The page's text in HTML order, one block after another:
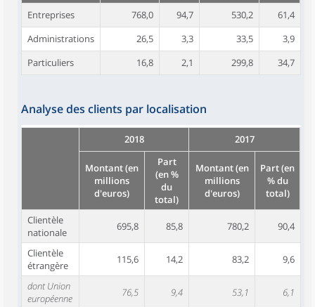
Entreprises
768,0 94,7 530,2
61,4
Administrations
26,5 3,3 33,5
3,9
Particuliers
16,8 2,1 299,8 34,7
Analyse des clients par localisation
2018 2017
Montant (en
millions
d'euros)
Part
(en %
du
total)
Montant (en
millions
d'euros)
Part (en
% du
total)
Clientèle
nationale
695,8 85,8 780,2 90,4
Clientèle
étrangère
115,6 14,2 83,2 9,6
dont Union
européenne
76,5 9,4 53,1 6,1